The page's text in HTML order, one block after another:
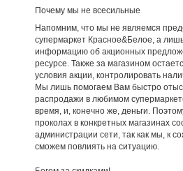
Почему мы не всесильные
Напомним, что мы не являемся
супермаркет Красное&Белое, а
информацию об акционных
ресурсе. Также за магазином
условия акции, контролировать
Мы лишь помогаем Вам быстро
распродажи в любимом
время, и, конечно же, деньги.
проколах в конкретных магазинах
администрации сети, так как мы, к
сможем повлиять на ситуацию.